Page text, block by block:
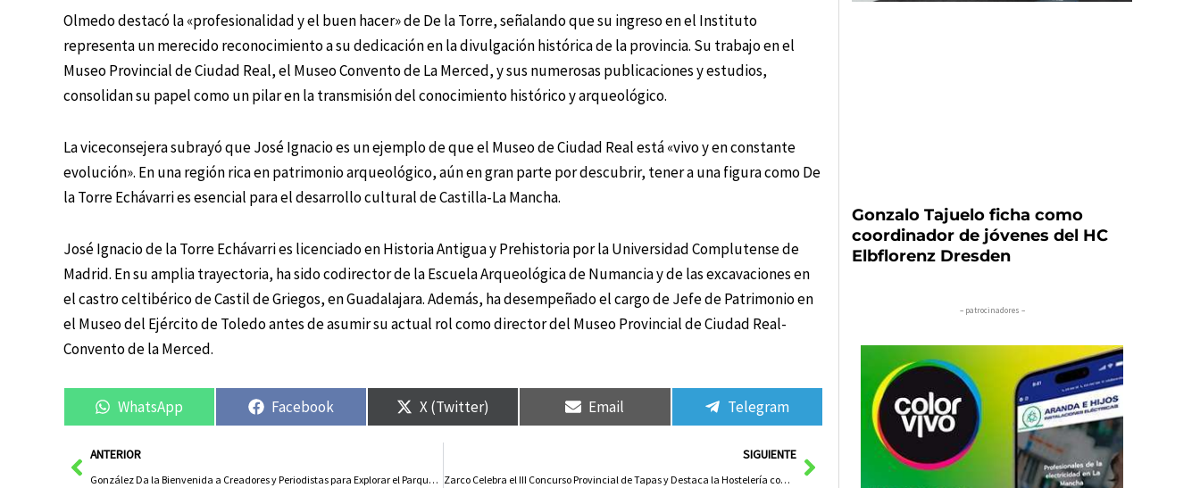
Olmedo destacó la «profesionalidad y el buen hacer» de De la Torre, señalando que su ingreso en el Instituto
representa un merecido reconocimiento a su dedicación en la divulgación histórica de la provincia. Su trabajo en el
Museo Provincial de Ciudad Real, el Museo Convento de La Merced, y sus numerosas publicaciones y estudios,
consolidan su papel como un pilar en la transmisión del conocimiento histórico y arqueológico.
La viceconsejera subrayó que José Ignacio es un ejemplo de que el Museo de Ciudad Real está «vivo y en constante
evolución». En una región rica en patrimonio arqueológico, aún en gran parte por descubrir, tener a una figura como De
la Torre Echávarri es esencial para el desarrollo cultural de Castilla-La Mancha.
José Ignacio de la Torre Echávarri es licenciado en Historia Antigua y Prehistoria por la Universidad Complutense de
Madrid. En su amplia trayectoria, ha sido codirector de la Escuela Arqueológica de Numancia y de las excavaciones en
el castro celtibérico de Castil de Griegos, en Guadalajara. Además, ha desempeñado el cargo de Jefe de Patrimonio en
el Museo del Ejército de Toledo antes de asumir su actual rol como director del Museo Provincial de Ciudad Real-
Convento de la Merced.
WhatsApp Facebook X (Twitter) Email Telegram
AntANTERIOR
González Da la Bienvenida a Creadores y Periodistas para Explorar el Parque Nacional de Cabañeros
SIGUIENTE
Zarco Celebra el III Concurso Provincial de Tapas y Destaca la Hostelería como Pilar para Revitalizar los Pueblos
Siguiente
Gonzalo Tajuelo ficha como
coordinador de jóvenes del HC
Elbflorenz Dresden
– patrocinadores –